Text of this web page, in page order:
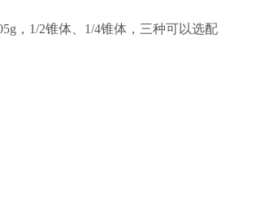
，1/2锥体、1/4锥体，三种可以选配